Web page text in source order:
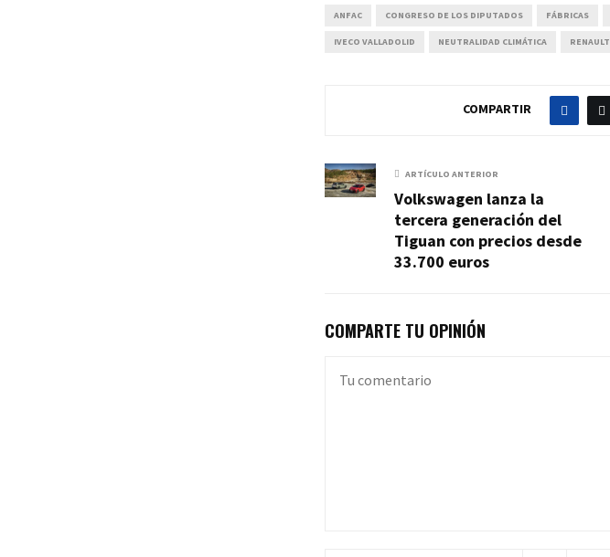
ANFAC CONGRESO DE LOS DIPUTADOS FÁBRICAS
IVECO VALLADOLID NEUTRALIDAD CLIMÁTICA RENAULT
COMPARTIR
ARTÍCULO ANTERIOR
Volkswagen lanza la
tercera generación del
Tiguan con precios desde
33.700 euros
COMPARTE TU OPINIÓN